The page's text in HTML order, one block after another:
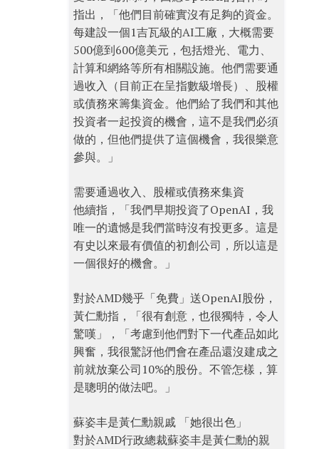
指出，「他們目前確實沒有足夠的資金。
每建設一個1吉瓦級的AI工廠，大概需要
500億到600億美元，包括燈光、電力、
計算和網絡等所有相關設施。他們需要通
過收入（目前正在呈指數級增長）、股權
或債務來籌集資金。他們給了我們和其他
投資者一起投資的機會，這不是我們必須
做的，但他們提供了這個機會，我很樂意
參與。」
需要通過收入、股權或債務來集資
他續指，「我們早期投資了OpenAI，我
唯一的遺憾是我們當時沒有投更多。這是
有史以來最有價值的初創公司，所以這是
一個很好的機會。」
對於AMD幾乎「免費」送OpenAI股份，
黃仁勳指，「很有創意，也很獨特，令人
驚嘆」，「考慮到他們對下一代產品如此
興奮，我很驚訝他們會在產品還沒建成之
前就放棄公司10%的股份。不管怎樣，算
是聰明的做法吧。」
蘇姿丰是黃仁勳親戚 「她很出色」
對於AMD行政總裁蘇姿丰是黃仁勳的親